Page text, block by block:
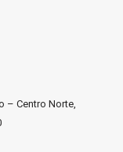
– Centro Norte,